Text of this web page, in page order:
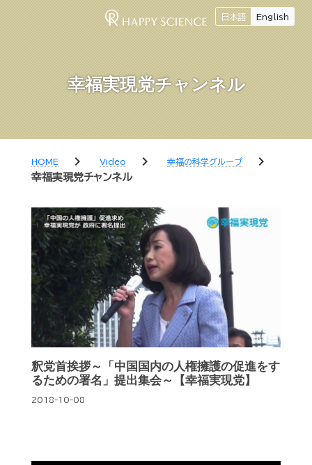
日本語 English
幸福実現党チャンネル
HOME chevron_right Video chevron_right 幸福の科学グループ chevron_right
幸福実現党チャンネル
釈党首挨拶～「中国国内の人権擁護の促進をす
るための署名」提出集会～【幸福実現党】
2018-10-08